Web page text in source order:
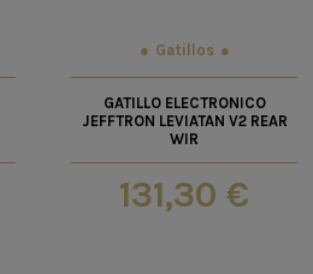
Gatillos
GATILLO ELECTRONICO
JEFFTRON LEVIATAN V2 REAR
WIR
131,30 €